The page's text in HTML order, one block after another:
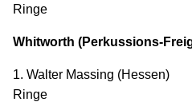
Ringe
Whitworth (Perkussions-
1. Walter
Ringe